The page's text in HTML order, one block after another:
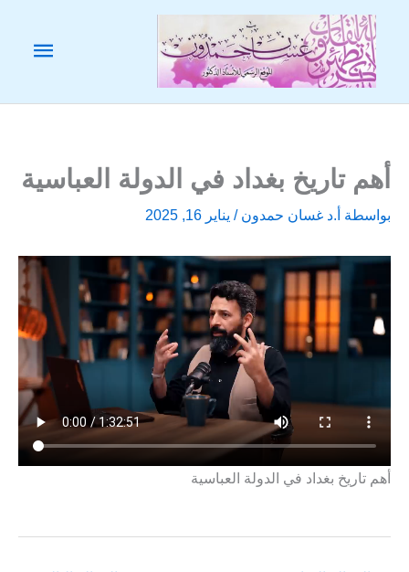
تخطي
المحتوى
أهم تاريخ بغداد في الدولة العباسية
بواسطة أ.د غسان حمدون/ يناير 16, 2025
أهم تاريخ بغداد في الدولة العباسية